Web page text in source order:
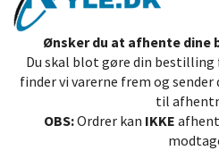
Ønsker du at afhente dine
Du skal blot gøre din
finder vi varerne frem og
til
OBS:Ordrer kan IKKE